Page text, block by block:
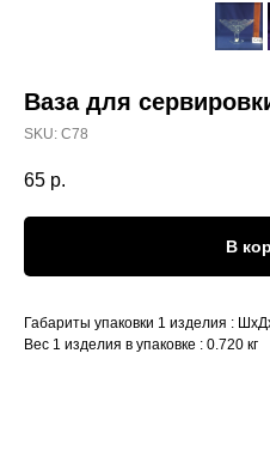
Ваза для
SKU: С78
65 р.
В
Габариты упаковки 1 изделия :
Вес 1 изделия в упаковке : 0.720 кг